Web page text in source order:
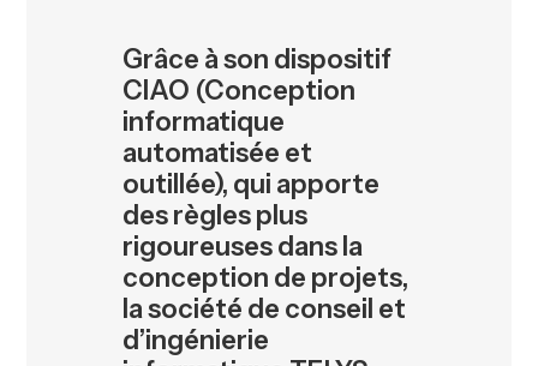
Grâce à son dispositif
CIAO (Conception
informatique
automatisée et
outillée), qui apporte
des règles plus
rigoureuses dans la
conception de projets,
la société de conseil et
d’ingénierie